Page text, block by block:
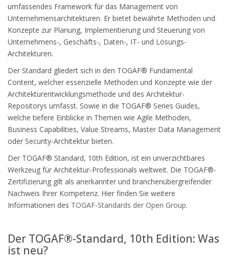
umfassendes Framework für das Management von
Unternehmensarchitekturen. Er bietet bewährte Methoden und
Konzepte zur Planung, Implementierung und Steuerung von
Unternehmens-, Geschäfts-, Daten-, IT- und Lösungs-
Architekturen.
Der Standard gliedert sich in den TOGAF® Fundamental
Content, welcher essenzielle Methoden und Konzepte wie der
Architekturentwicklungsmethode und des Architektur-
Repositorys umfasst. Sowie in die TOGAF® Series Guides,
welche tiefere Einblicke in Themen wie Agile Methoden,
Business Capabilities, Value Streams, Master Data Management
oder Security-Architektur bieten.
Der TOGAF® Standard, 10th Edition, ist ein unverzichtbares
Werkzeug für Architektur-Professionals weltweit. Die TOGAF®-
Zertifizierung gilt als anerkannter und branchenübergreifender
Nachweis Ihrer Kompetenz. Hier finden Sie weitere
Informationen des TOGAF-Standards der Open Group.
Der TOGAF®-Standard, 10th Edition: Was
ist neu?